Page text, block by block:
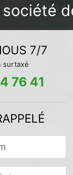
7/7
surtaxé
76 41